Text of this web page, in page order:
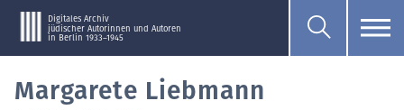
Digitales Archiv
jüdischer Autorinnen und Autoren
in Berlin 1933–1945
Margarete Liebmann